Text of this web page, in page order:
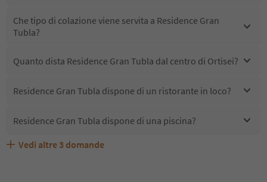
Che tipo di colazione viene servita a Residence Gran
Tubla?
Quanto dista Residence Gran Tubla dal centro di Ortisei?
Residence Gran Tubla dispone di un ristorante in loco?
Residence Gran Tubla dispone di una piscina?
Residence Gran Tubla accetta animali domestici?
Quali servizi/attività sono disponibili presso Residence
Gli ospiti di Residence Gran Tubla ricevono l'Alto Adige
Vedi altre 3 domande